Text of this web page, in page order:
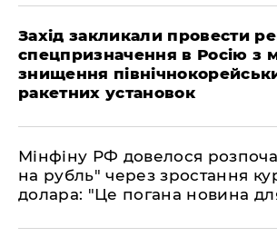
​Захід закликали провести
спецпризначення в Росію з
знищення
ракетних установок
​Мінфіну РФ довелося
на рубль" через зростання
долара: "Це погана новина